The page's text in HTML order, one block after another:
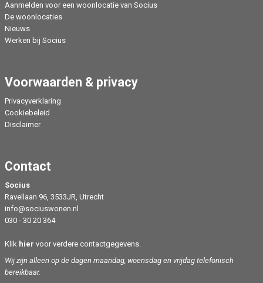
Aanmelden voor een woonlocatie van Socius
De woonlocaties
Nieuws
Werken bij Socius
Voorwaarden & privacy
Privacyverklaring
Cookiebeleid
Disclaimer
Contact
Socius
Ravellaan 96, 3533JR, Utrecht
info@sociuswonen.nl
030 - 30 20 364
Klik hier voor verdere contactgegevens.
Wij zijn alleen op de dagen maandag, woensdag en vrijdag telefonisch
bereikbaar.